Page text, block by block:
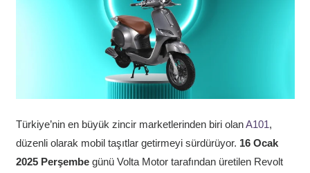
Türkiye’nin en büyük zincir marketlerinden biri olanA101,
düzenli olarak mobil taşıtlar getirmeyi sürdürüyor. 16 Ocak
2025 Perşembegünü Volta Motor tarafından üretilen Revolt